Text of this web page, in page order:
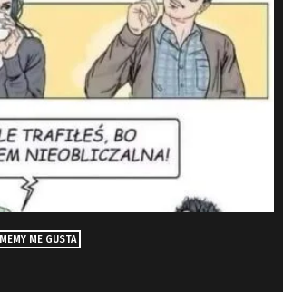
MEMY ME GUSTA